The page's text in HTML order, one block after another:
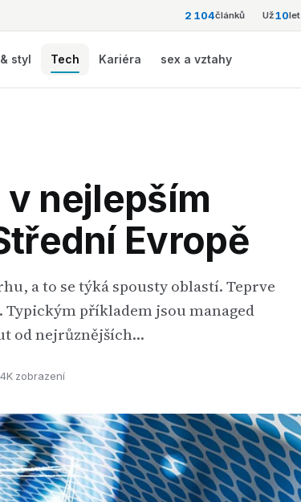
2 104článků Už10let
styl Tech Kariéra sex a vztahy
nejlepším
Evropě
a to se týká spousty oblastí. Teprve
příkladem jsou managed
od nejrůznějších…
4K zobrazení